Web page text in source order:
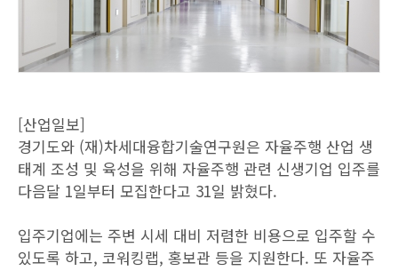
[산업일보]
경기도와 (재)차세대융합기술연구원은 자율주행 산업 생
태계 조성 및 육성을 위해 자율주행 관련 신생기업 입주를
다음달 1일부터 모집한다고 31일 밝혔다.
입주기업에는 주변 시세 대비 저렴한 비용으로 입주할 수
있도록 하고, 코워킹랩, 홍보관 등을 지원한다. 또 자율주